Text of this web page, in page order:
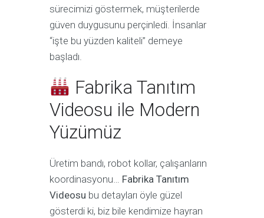
sürecimizi göstermek, müşterilerde
güven duygusunu perçinledi. İnsanlar
“işte bu yüzden kaliteli” demeye
başladı.
Fabrika Tanıtım
Videosu ile Modern
Yüzümüz
Üretim bandı, robot kollar, çalışanların
koordinasyonu… Fabrika Tanıtım
Videosu bu detayları öyle güzel
gösterdi ki, biz bile kendimize hayran